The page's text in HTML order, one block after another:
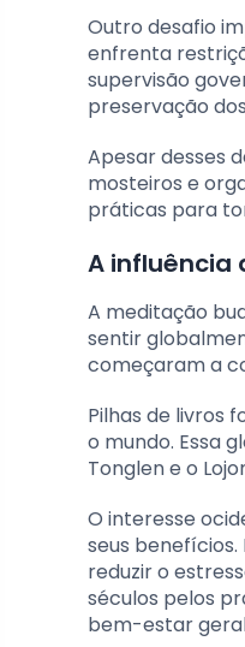
Outro desafio
enfrenta
supervisão
preservação
Apesar desses
mosteiros e
práticas para
A influência
A meditação
sentir
começaram a
Pilhas de livros
o mundo. Essa
Tonglen e o
O interesse
seus
reduzir o
séculos pelos
bem-estar